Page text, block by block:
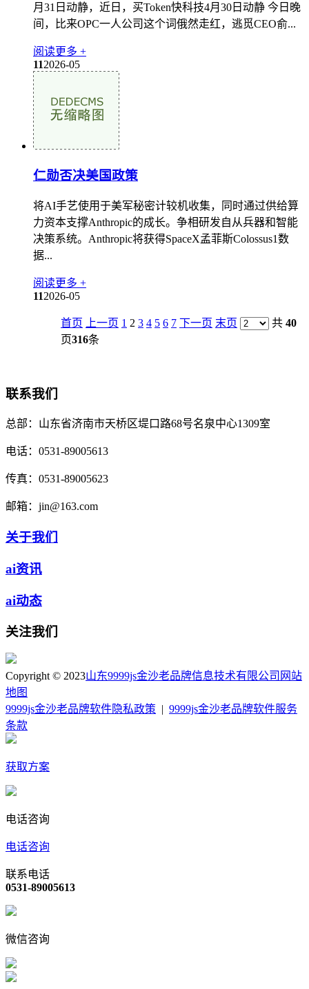
月31日动静，近日，买Token快科技4月30日动静 今日晚
间，比来OPC一人公司这个词俄然走红，逃觅CEO俞...
阅读更多 +
112026-05
仁勋否决美国政策
将AI手艺使用于美军秘密计较机收集，同时通过供给算
力资本支撑Anthropic的成长。争相研发自从兵器和智能
决策系统。Anthropic将获得SpaceX孟菲斯Colossus1数
据...
阅读更多 +
112026-05
首页 上一页 1 2 3 4 5 6 7 下一页 末页 共 40
页316条
联系我们
总部： 山东省济南市天桥区堤口路68号名泉中心1309室
电话： 0531-89005613
传真： 0531-89005623
邮箱： jin@163.com
关于我们
ai资讯
ai动态
关注我们
Copyright © 2023山东9999js金沙老品牌信息技术有限公司 网站
地图
9999js金沙老品牌软件隐私政策 | 9999js金沙老品牌软件服务
条款
获取方案
电话咨询
电话咨询
联系电话
0531-89005613
微信咨询